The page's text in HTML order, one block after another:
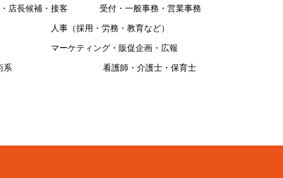
店長候補・接客
受付・一般事務・営業事務
人事（採用・労務・教育など）
マーケティング・販促企画・広報
系
看護師・介護士・保育士